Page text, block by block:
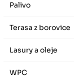
Palivo
Terasa z borovice
Lasury a oleje
WPC